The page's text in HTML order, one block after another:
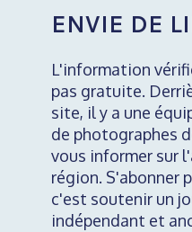
ENVIE DE
L'information
pas gratuite.
site, il y a une
de photographes
vous informer sur
région. S'abonner
c'est soutenir un
indépendant et